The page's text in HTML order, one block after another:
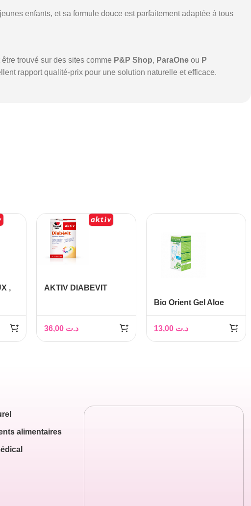
enfants, et sa formule douce est parfaitement adaptée à tous
trouvé sur des sites comme P&P Shop, ParaOne ou P
rapport qualité-prix pour une solution naturelle et efficace.
,
AKTIV DIABEVIT
د.ت
Bio Orient Gel Aloe
د.ت
alimentaires